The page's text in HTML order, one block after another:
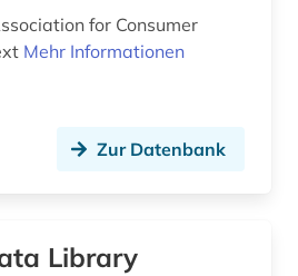
(1)
for Consumer
Mehr Informationen
Zur Datenbank
Library